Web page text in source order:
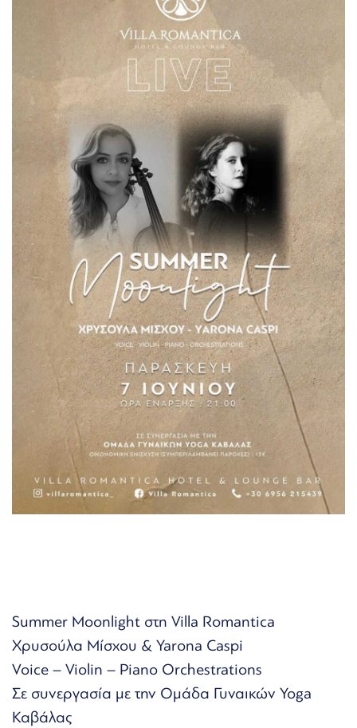
Summer Moonlight στη Villa Romantica
Χρυσούλα Μίσχου & Yarona Caspi
Voice – Violin – Piano Orchestrations
Σε συνεργασία με την Ομάδα Γυναικών Yoga
Καβάλας